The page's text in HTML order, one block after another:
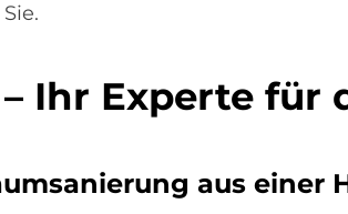
Ihr Ex­per­te für
aus ei­ner